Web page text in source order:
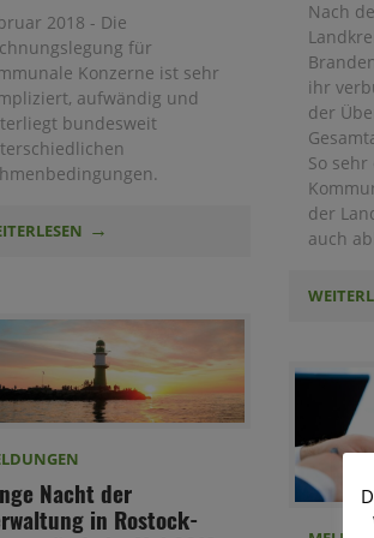
2018 - Die
für
Konzerne ist sehr
aufwändig und
bundesweit
Nach
ihr
der
So
der
auch
Nacht der
in Rostock-